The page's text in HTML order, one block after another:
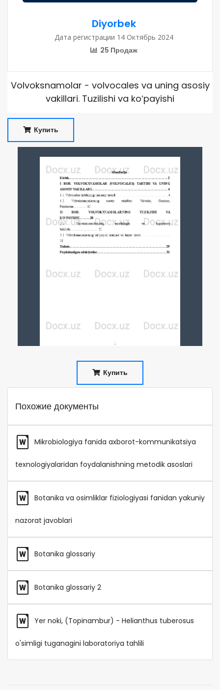
Diyorbek
Дата регистрации 14 Октябрь 2024
25 Продаж
Volvoksnamolar - volvocales va uning asosiy
vakillari. Tuzilishi va koʻpayishi
Купить
Купить
Похожие документы
Mikrobiologiya fanida axborot-kommunikatsiya
texnologiyalaridan foydalanishning metodik asoslari
Botanika va osimliklar fiziologiyasi fanidan yakuniy
nazorat javoblari
Botanika glossariy
Botanika glossariy 2
Yer noki, (Topinambur) - Helianthus tuberosus
o'simligi tuganagini laboratoriya tahlili